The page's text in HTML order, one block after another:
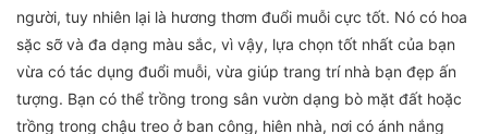
người, tuy nhiên lại là hương thơm đuổi muỗi cực tốt. Nó có hoa
sặc sỡ và đa dạng màu sắc, vì vậy, lựa chọn tốt nhất của bạn
vừa có tác dụng đuổi muỗi, vừa giúp trang trí nhà bạn đẹp ấn
tượng. Bạn có thể trồng trong sân vườn dạng bò mặt đất hoặc
trồng trong chậu treo ở ban công, hiên nhà, nơi có ánh nắng